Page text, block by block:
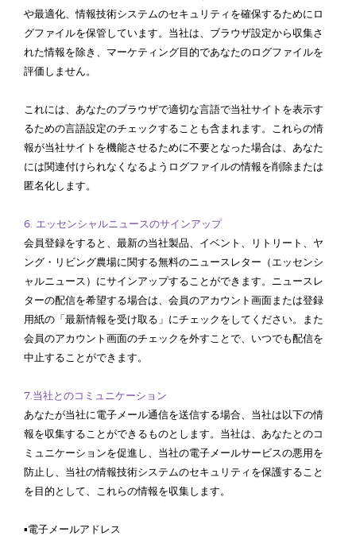
や最適化、情報技術システムのセキュリティを確保するためにロ
グファイルを保管しています。当社は、ブラウザ設定から収集さ
れた情報を除き、マーケティング目的であなたのログファイルを
評価しません。
これには、あなたのブラウザで適切な言語で当社サイトを表示す
るための言語設定のチェックすることも含まれます。これらの情
報が当社サイトを機能させるために不要となった場合は、あなた
には関連付けられなくなるようログファイルの情報を削除または
匿名化します。
6. エッセンシャルニュースのサインアップ
会員登録をすると、最新の当社製品、イベント、リトリート、ヤ
ング・リビング農場に関する無料のニュースレター（エッセンシ
ャルニュース）にサインアップすることができます。ニュースレ
ターの配信を希望する場合は、会員のアカウント画面または登録
用紙の「最新情報を受け取る」にチェックをしてください。また
会員のアカウント画面のチェックを外すことで、いつでも配信を
中止することができます。
7.当社とのコミュニケーション
あなたが当社に電子メール通信を送信する場合、当社は以下の情
報を収集することができるものとします。当社は、あなたとのコ
ミュニケーションを促進し、当社の電子メールサービスの悪用を
防止し、当社の情報技術システムのセキュリティを保護すること
を目的として、これらの情報を収集します。
▪電子メールアドレス